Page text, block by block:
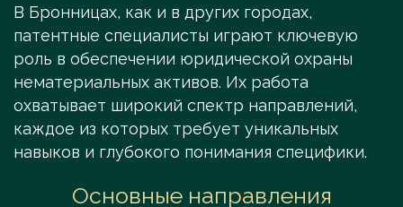
В Бронницах, как и в других городах,
патентные специалисты играют ключевую
роль в обеспечении юридической охраны
нематериальных активов. Их работа
охватывает широкий спектр направлений,
каждое из которых требует уникальных
навыков и глубокого понимания специфики.
Основные направления